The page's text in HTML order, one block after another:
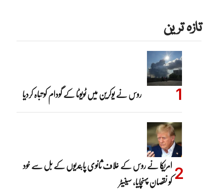
تازہ ترین
روس نے یوکرین میں ٹویوٹا کے گودام کو تباہ کردیا
امریکا نے روس کے خلاف ثانوی پابندیوں کے بل سے خود
کو نقصان پہنچایا، سینیٹر